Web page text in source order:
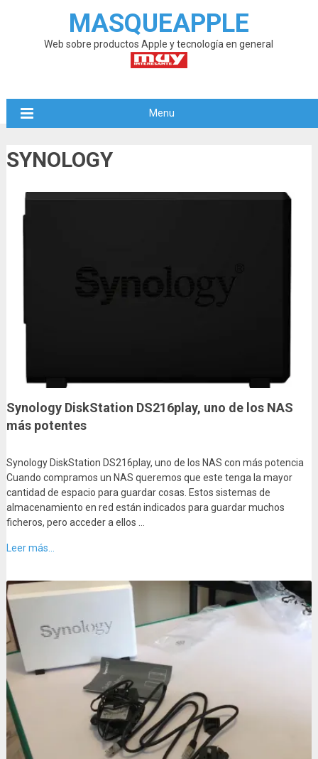
MASQUEAPPLE
Web sobre productos Apple y tecnología en general
Menu
SYNOLOGY
Synology DiskStation DS216play, uno de los NAS
más potentes
Synology DiskStation DS216play, uno de los NAS con más potencia
Cuando compramos un NAS queremos que este tenga la mayor
cantidad de espacio para guardar cosas. Estos sistemas de
almacenamiento en red están indicados para guardar muchos
ficheros, pero acceder a ellos …
Leer más...